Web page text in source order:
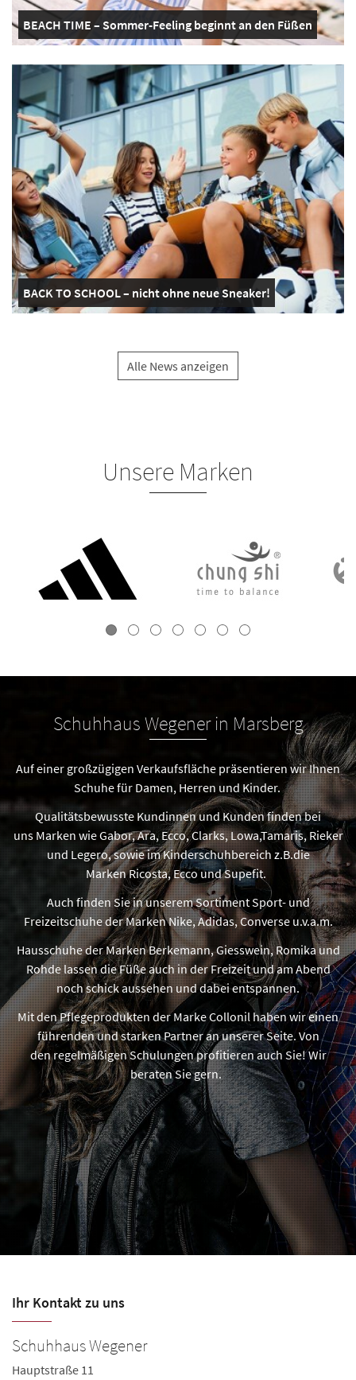
BEACH TIME – Sommer-Feeling beginnt an den Füßen
BACK TO SCHOOL – nicht ohne neue Sneaker!
Alle News anzeigen
Unsere Marken
Schuhhaus Wegener in Marsberg
Auf einer großzügigen Verkaufsfläche präsentieren wir Ihnen
Schuhe für Damen, Herren und Kinder.
Qualitätsbewusste Kundinnen und Kunden finden bei
uns Marken wie Gabor, Ara, Ecco, Clarks, Lowa,Tamaris, Rieker
und Legero, sowie im Kinderschuhbereich z.B.die
Marken Ricosta, Ecco und Supefit.
Auch finden Sie in unserem Sortiment Sport- und
Freizeitschuhe der Marken Nike, Adidas, Converse u.v.a.m.
Hausschuhe der Marken Berkemann, Giesswein, Romika und
Rohde lassen die Füße auch in der Freizeit und am Abend
noch schick aussehen und dabei entspannen.
Mit den Pflegeprodukten der Marke Collonil haben wir einen
führenden und starken Partner an unserer Seite. Von
den regelmäßigen Schulungen profitieren auch Sie! Wir
beraten Sie gern.
Ihr Kontakt zu uns
Schuhhaus Wegener
Hauptstraße 11